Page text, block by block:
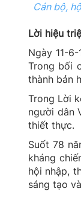
Cán bộ,
Lời hiệu
Ngày 11-
Trong bối
thành bản
Trong Lời
người dân
thiết thực.
Suốt 78
kháng
hội nhập,
sáng tạo